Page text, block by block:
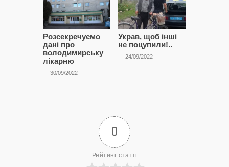
Розсекречуємо
дані про
володимирську
лікарню
— 30/09/2022
Украв, щоб інші
не поцупили!..
— 24/09/2022
0
Рейтинг статті